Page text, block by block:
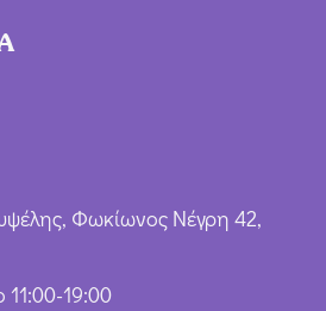
Φωκίωνος Νέγρη 42,
11:00-19:00